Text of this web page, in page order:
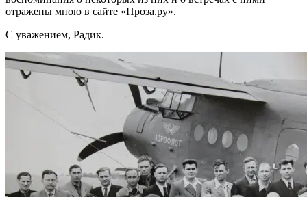
отражены мною в сайте «Проза.ру».
С уважением, Радик.